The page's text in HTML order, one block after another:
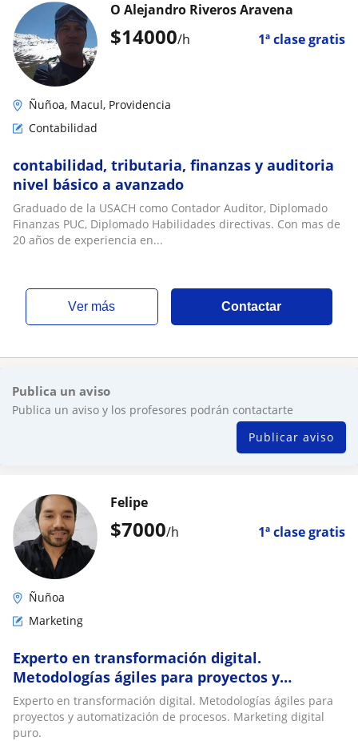
$14000/h 1ª clase gratis
O Alejandro Riveros Aravena
Ñuñoa, Macul, Providencia
Contabilidad
contabilidad, tributaria, finanzas y auditoria
nivel básico a avanzado
Graduado de la USACH como Contador Auditor, Diplomado
Finanzas PUC, Diplomado Habilidades directivas. Con mas de
20 años de experiencia en...
ver más Contactar
Publica un aviso
Publica un aviso y los profesores podrán contactarte
Publicar aviso
$7000/h 1ª clase gratis
Felipe
Ñuñoa
Marketing
Experto en transformación digital.
Metodologías ágiles para proyectos y
automatización de procesos. Marketing
digital puro
Experto en transformación digital. Metodologías ágiles para
proyectos y automatización de procesos. Marketing digital
puro.